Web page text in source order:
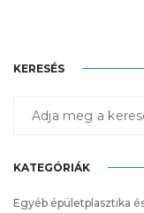
KERESÉS
KATEGÓRIÁK
Egyéb épületplasztika